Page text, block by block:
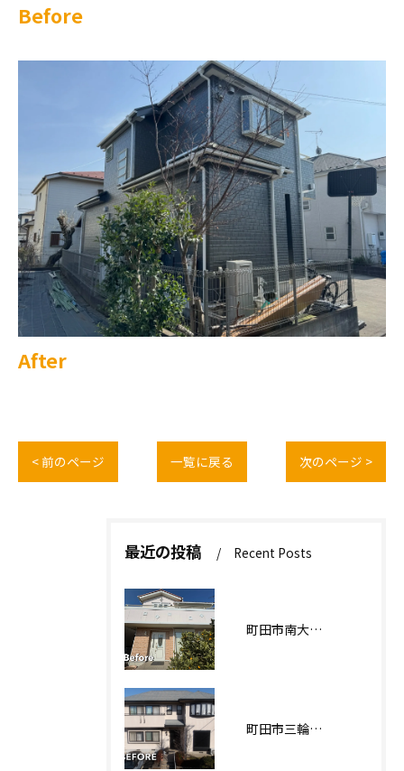
Before
After
< 前のページ 一覧に戻る 次のページ >
最近の投稿 Recent Posts
町田市南大谷О様邸 外壁塗装工事
町田市三輪緑山Ｋ様邸 外壁・屋根塗装工事